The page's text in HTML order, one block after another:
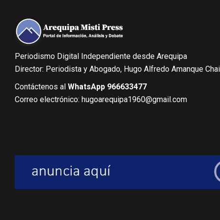
Periodismo Digital Independiente desde Arequipa
Director: Periodista y Abogado, Hugo Alfredo Amanque
Contáctenos al WhatsApp 966633477
Correo electrónico: hugoarequipa1960@gmail.com